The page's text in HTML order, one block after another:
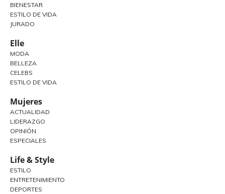
BIENESTAR
ESTILO DE VIDA
JURADO
Elle
MODA
BELLEZA
CELEBS
ESTILO DE VIDA
Mujeres
ACTUALIDAD
LIDERAZGO
OPINIÓN
ESPECIALES
Life & Style
ESTILO
ENTRETENIMIENTO
DEPORTES